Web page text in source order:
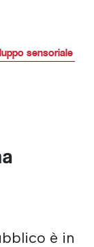
sensoriale
è in